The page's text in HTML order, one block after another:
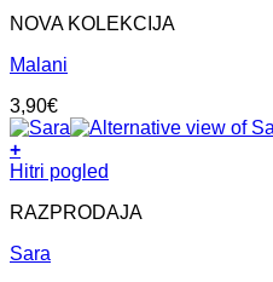
ima
različic.
lahko
izberete
na
strani
NOVA KOLEKCIJA
Malani
3,90€
+
Ta
ima
različic.
Hitri pogled
RAZPRODAJA
Sara